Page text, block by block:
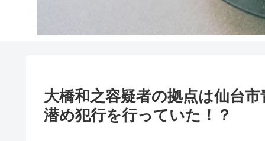
大橋和之容疑者の拠点は仙台
潜め犯行を行っていた！？